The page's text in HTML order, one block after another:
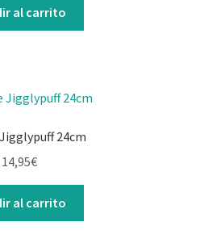
al carrito
24cm
14,95€
al carrito